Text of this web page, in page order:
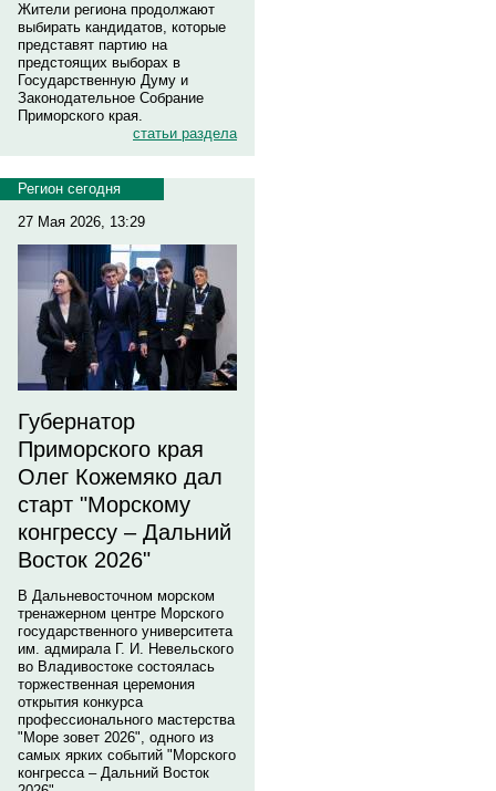
Жители региона продолжают
выбирать кандидатов, которые
представят партию на
предстоящих выборах в
Государственную Думу и
Законодательное Собрание
Приморского края.
статьи раздела
Регион сегодня
27 Мая 2026, 13:29
Губернатор
Приморского края
Олег Кожемяко дал
старт "Морскому
конгрессу – Дальний
Восток 2026"
В Дальневосточном морском
тренажерном центре Морского
государственного университета
им. адмирала Г. И. Невельского
во Владивостоке состоялась
торжественная церемония
открытия конкурса
профессионального мастерства
"Море зовет 2026", одного из
самых ярких событий "Морского
конгресса – Дальний Восток